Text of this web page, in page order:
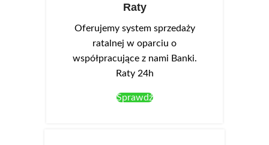
Raty
Oferujemy system sprzedaży
ratalnej w oparciu o
współpracujące z nami Banki.
Raty 24h
Sprawdź